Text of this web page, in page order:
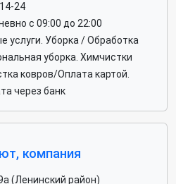
24
с 09:00 до 22:00
услуги. Уборка / Обработка
уборка. Химчистки
ковров/Оплата картой.
через банк
компания
(Ленинский район)